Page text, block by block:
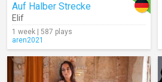
Auf Halber Strecke
Elif
1 week | 587 plays
aren2021